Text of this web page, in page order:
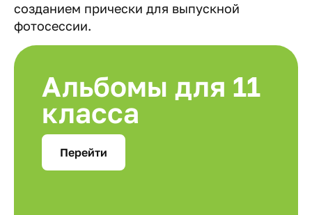
созданием прически для выпускной
фотосессии.
Альбомы для 11
класса
Перейти